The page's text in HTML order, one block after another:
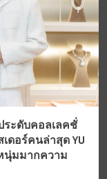
ระดับคอลเลคชั่
ดอร์คนล่าสุด YU
นุ่มมากความ